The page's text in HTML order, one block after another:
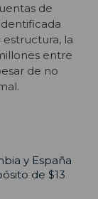
de
estructura, la
entre
de no
y España
de $13